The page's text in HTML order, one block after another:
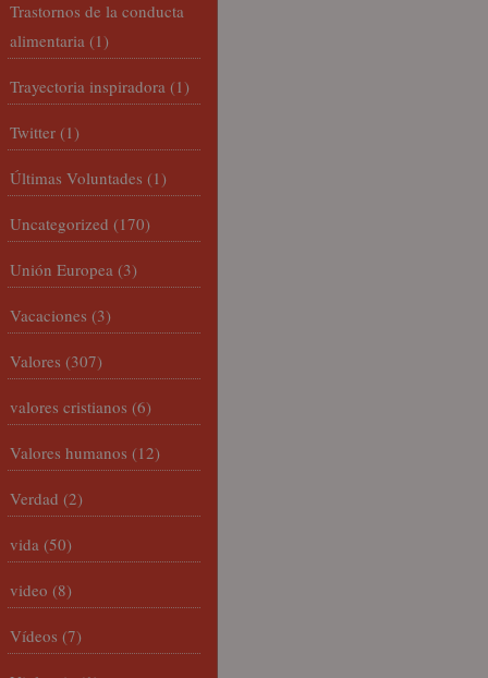
Trastornos de la conducta
alimentaria (1)
Trayectoria inspiradora (1)
Twitter (1)
Últimas Voluntades (1)
Uncategorized (170)
Unión Europea (3)
Vacaciones (3)
Valores (307)
valores cristianos (6)
Valores humanos (12)
Verdad (2)
vida (50)
video (8)
Vídeos (7)